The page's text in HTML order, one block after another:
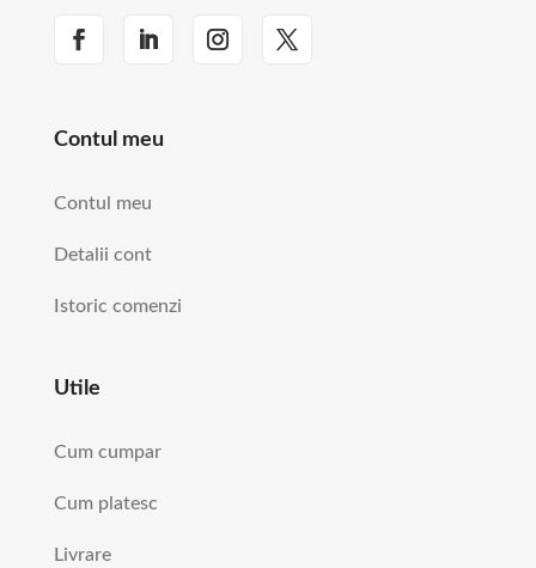
Contul meu
Contul meu
Detalii cont
Istoric comenzi
Utile
Cum cumpar
Cum platesc
Livrare